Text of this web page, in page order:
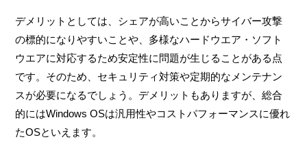
デメリットとしては、シェアが高いことからサイバー攻撃
の標的になりやすいことや、多様なハードウエア・ソフト
ウエアに対応するため安定性に問題が生じることがある点
です。そのため、セキュリティ対策や定期的なメンテナン
スが必要になるでしょう。デメリットもありますが、総合
的にはWindows OSは汎用性やコストパフォーマンスに優れ
たOSといえます。